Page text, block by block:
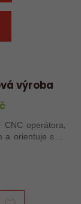
výroba
operátora,
orientuje se v
sebou roky